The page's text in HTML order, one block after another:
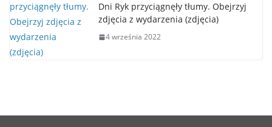
Dni Ryk przyciągnęły tłumy. Obejrzyj
zdjęcia z wydarzenia (zdjęcia)
4 września 2022